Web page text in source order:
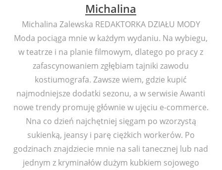
Michalina
Michalina Zalewska REDAKTORKA DZIAŁU MODY
Moda pociąga mnie w każdym wydaniu. Na wybiegu,
w teatrze i na planie filmowym, dlatego po pracy z
zafascynowaniem zgłębiam tajniki zawodu
kostiumografa. Zawsze wiem, gdzie kupić
najmodniejsze dodatki sezonu, a w serwisie Awanti
nowe trendy promuję głównie w ujęciu e-commerce.
Nna co dzień najchętniej sięgam po wzorzystą
sukienką, jeansy i parę ciężkich workerów. Po
godzinach znajdziecie mnie na sali tanecznej lub nad
jednym z kryminałów dużym kubkiem sojowego